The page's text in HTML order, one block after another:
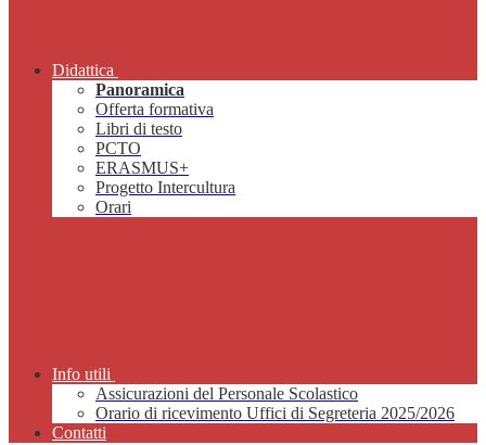
Didattica
Panoramica
Offerta formativa
Libri di testo
PCTO
ERASMUS+
Progetto Intercultura
Orari
Info utili
Assicurazioni del Personale Scolastico
Orario di ricevimento Uffici di Segreteria 2025/2026
Contatti